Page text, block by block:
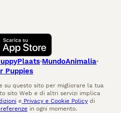
MundoAnimalia
Puppies
su questo sito per migliorare la tua
sito Web e di altri servizi implica
e Privacy e Cookie Policy di
in ogni momento.